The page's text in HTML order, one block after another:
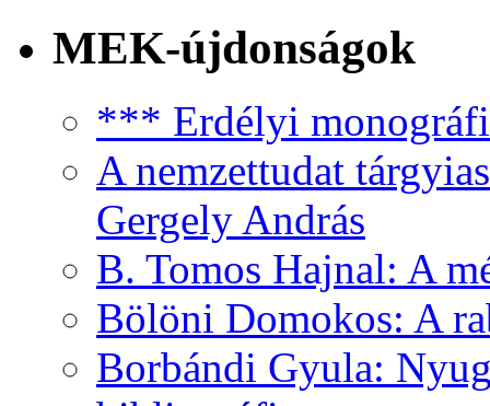
MEK-újdonságok
*** Erdélyi
A nemzettudat
Gergely András
B. Tomos Hajnal: A
Bölöni Domokos: A
Borbándi Gyula: